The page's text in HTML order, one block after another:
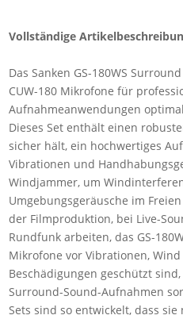
Vollständige
Das Sanken GS-180WS
CUW-180 Mikrofone für
Aufnahmeanwendungen
Dieses Set enthält einen
sicher hält, ein hochwertiges
Vibrationen und
Windjammer, um
Umgebungsgeräusche im
der Filmproduktion, bei Live-
Rundfunk arbeiten, das GS-
Mikrofone vor Vibrationen,
Beschädigungen geschützt
Surround-Sound-Aufnahmen
Sets sind so entwickelt, dass